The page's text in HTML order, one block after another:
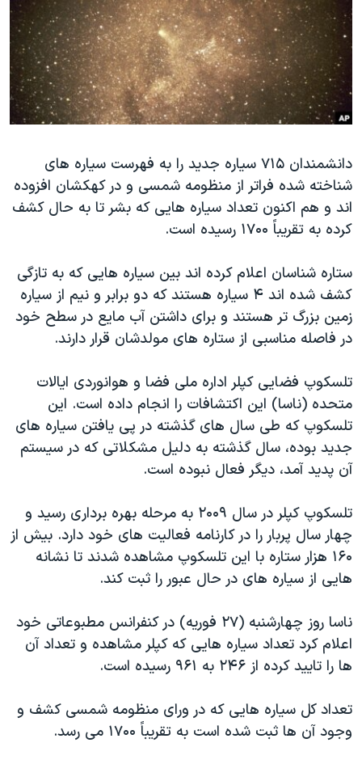
فرهنگ و زندگی
حقوق شهروندی
اقتصادی
علم و فناوری
گالری عکس
آرشیو پخش زنده
مستندها
انتخابات ریاست جمهوری آمریکا ۲۰۲۴
حمله جمهوری اسلامی به اسرائیل
رمز مهسا
اعتراضات زن، زندگی، آزادی
مجموعه مستندهای دادخواهی
تریبونال مردمی آبان ۹۸
چهل سال گروگان‌گیری
قانون شفافیت دارائی کادر رهبری ایران
اعتراضات مردمی آبان ۹۸
نرگس محمدی برنده جایزه نوبل صلح
همایش محافظه‌کاران آمریکا «سی‌پک»
صفحه‌های ویژه
سفر پرزیدنت ترامپ به چین
دنبال کنید
زبانهای مختلف
دانشمندان ۷۱۵ سیاره جدید را به فهرست سیاره های
شناخته شده فراتر از منظومه شمسی و در کهکشان افزوده
اند و هم اکنون تعداد سیاره هایی که بشر تا به حال کشف
کرده به تقریباً ۱۷۰۰ رسیده است.
ستاره شناسان اعلام کرده اند بین سیاره هایی که به تازگی
کشف شده اند ۴ سیاره هستند که دو برابر و نیم از سیاره
زمین بزرگ تر هستند و برای داشتن آب مایع در سطح خود
در فاصله مناسبی از ستاره های مولدشان قرار دارند.
تلسکوپ فضایی کپلر اداره ملی فضا و هوانوردی ایالات
متحده (ناسا) این اکتشافات را انجام داده است. این
تلسکوپ که طی سال های گذشته در پی یافتن سیاره های
جدید بوده، سال گذشته به دلیل مشکلاتی که در سیستم
آن پدید آمد، دیگر فعال نبوده است.
تلسکوپ کپلر در سال ۲۰۰۹ به مرحله بهره برداری رسید و
چهار سال پربار را در کارنامه فعالیت های خود دارد. بیش از
۱۶۰ هزار ستاره با این تلسکوپ مشاهده شدند تا نشانه
هایی از سیاره های در حال عبور را ثبت کند.
ناسا روز چهارشنبه (۲۷ فوریه) در کنفرانس مطبوعاتی خود
اعلام کرد تعداد سیاره هایی که کپلر مشاهده و تعداد آن
ها را تایید کرده از ۲۴۶ به ۹۶۱ رسیده است.
تعداد کل سیاره هایی که در ورای منظومه شمسی کشف و
وجود آن ها ثبت شده است به تقریباً ۱۷۰۰ می رسد.